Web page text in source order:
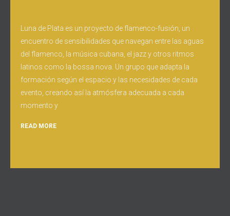
Luna de Plata es un proyecto de flamenco-fusión, un
encuentro de sensibilidades que navegan entre las aguas
del flamenco, la música cubana, el jazz y otros ritmos
latinos como la bossa nova. Un grupo que adapta la
formación según el espacio y las necesidades de cada
evento, creando así la atmósfera adecuada a cada
momento y
READ MORE